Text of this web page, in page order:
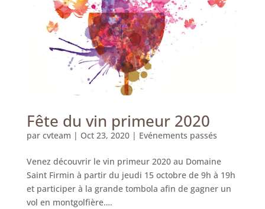
Fête du vin primeur 2020
par cvteam | Oct 23, 2020| Evénements passés
Venez découvrir le vin primeur 2020 au Domaine
Saint Firmin à partir du jeudi 15 octobre de 9h à 19h
et participer à la grande tombola afin de gagner un
vol en montgolfière….